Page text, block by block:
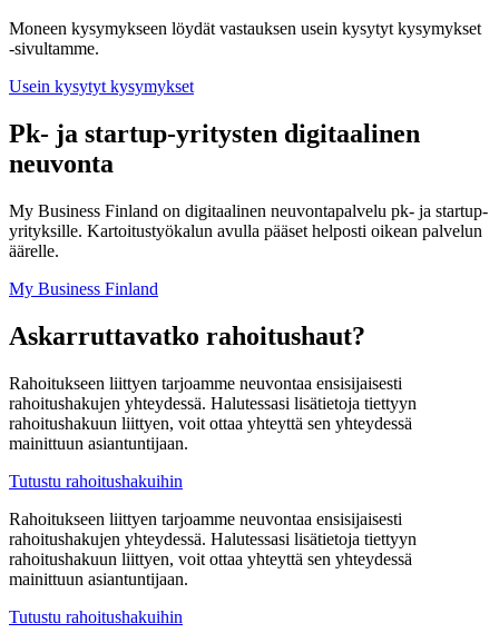
Moneen kysymykseen löydät vastauksen usein kysytyt kysymykset
-sivultamme.
Usein kysytyt kysymykset
Pk- ja startup-yritysten digitaalinen
neuvonta
My Business Finland on digitaalinen neuvontapalvelu pk- ja startup-
yrityksille. Kartoitustyökalun avulla pääset helposti oikean palvelun
äärelle.
My Business Finland
Askarruttavatko rahoitushaut?
Rahoitukseen liittyen tarjoamme neuvontaa ensisijaisesti
rahoitushakujen yhteydessä. Halutessasi lisätietoja tiettyyn
rahoitushakuun liittyen, voit ottaa yhteyttä sen yhteydessä
mainittuun asiantuntijaan.
Tutustu rahoitushakuihin
Rahoitukseen liittyen tarjoamme neuvontaa ensisijaisesti
rahoitushakujen yhteydessä. Halutessasi lisätietoja tiettyyn
rahoitushakuun liittyen, voit ottaa yhteyttä sen yhteydessä
mainittuun asiantuntijaan.
Tutustu rahoitushakuihin